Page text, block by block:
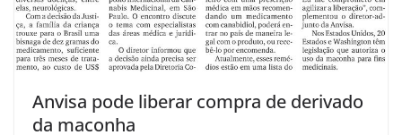
Anvisa pode liberar compra de derivado
da maconha